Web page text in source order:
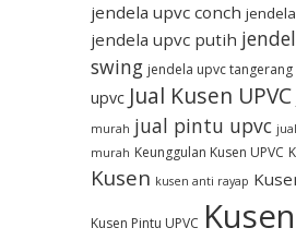
jendela upvc conch
jendela upvc putih
swing jendela upvc tangerang
upvc Jual Kusen UPVC
murah jual pintu upvc
murah Keunggulan Kusen UPVC
Kusen kusen anti rayap
Kusen Pintu UPVC